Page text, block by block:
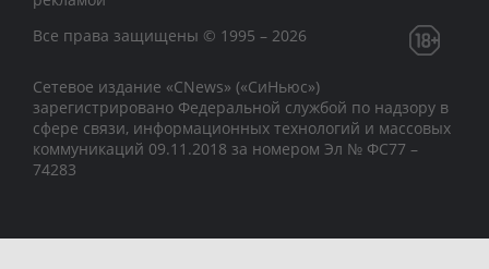
Все права защищены © 1995 – 2026
Сетевое издание «CNews» («СиНьюс»)
зарегистрировано Федеральной службой по надзору в
сфере связи, информационных технологий и массовых
коммуникаций 09.11.2018 за номером Эл № ФС77 –
74283